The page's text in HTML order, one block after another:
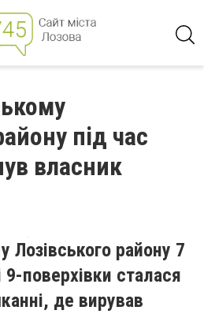
під час
власник
району 7
9-поверхівки сталася
де вирував